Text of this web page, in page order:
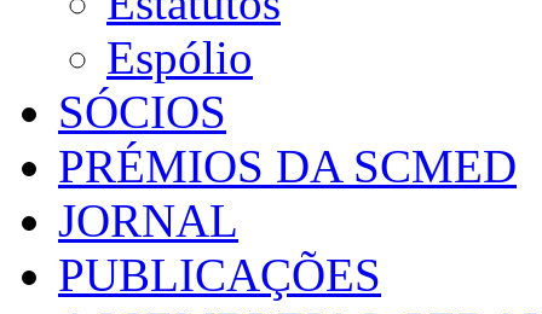
Espólio
SÓCIOS
PRÉMIOS DA SCMED
JORNAL
PUBLICAÇÕES